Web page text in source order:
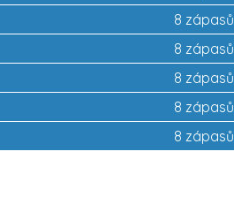
8 zápasů
8 zápasů
8 zápasů
8 zápasů
8 zápasů